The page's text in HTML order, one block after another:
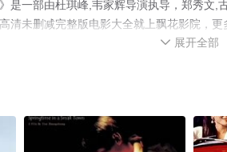
是一部由杜琪峰,韦家辉导演执导，郑秀文
清未删减完整版电影大全就上飘花影院，
 展开全部